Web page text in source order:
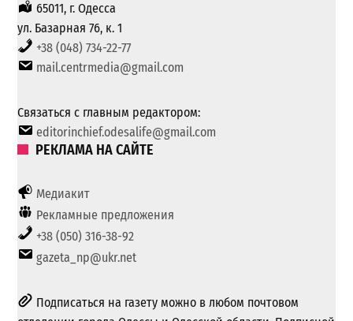
65011, г. Одесса
ул. Базарная 76, к. 1
+38 (048) 734-22-77
mail.centrmedia@gmail.com
Связаться с главным редактором:
editorinchief.odesalife@gmail.com
РЕКЛАМА НА САЙТЕ
Медиакит
Рекламные предложения
+38 (050) 316-38-92
gazeta_np@ukr.net
Подписаться на газету можно в любом почтовом